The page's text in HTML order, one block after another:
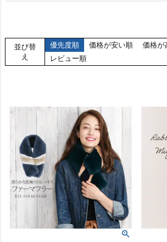
並び替
え
優先度順 価格が安い順 価格が
レビュー順